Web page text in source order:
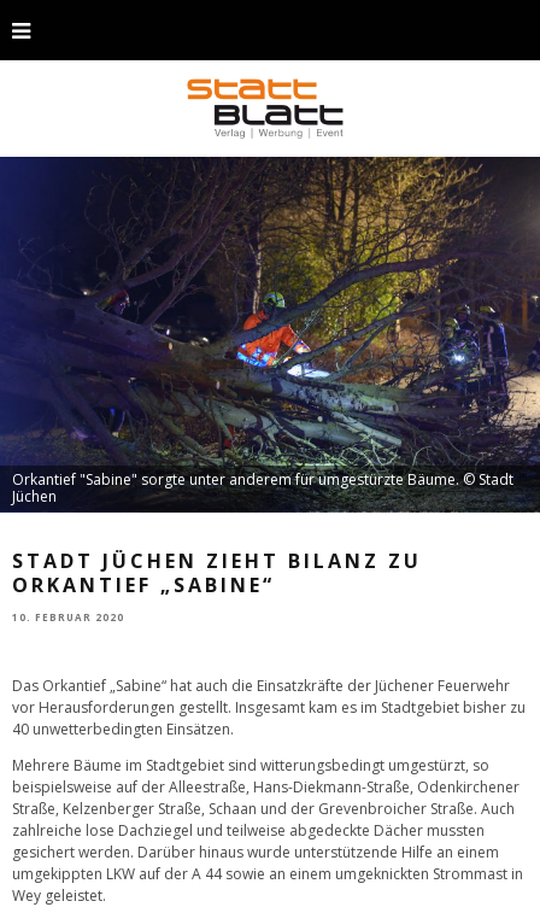
Orkantief "Sabine" sorgte unter anderem für umgestürzte Bäume. © Stadt
Jüchen
STADT JÜCHEN ZIEHT BILANZ ZU
ORKANTIEF „SABINE“
10. FEBRUAR 2020
Das Orkantief „Sabine“ hat auch die Einsatzkräfte der Jüchener Feuerwehr
vor Herausforderungen gestellt. Insgesamt kam es im Stadtgebiet bisher zu
40 unwetterbedingten Einsätzen.
Mehrere Bäume im Stadtgebiet sind witterungsbedingt umgestürzt, so
beispielsweise auf der Alleestraße, Hans-Diekmann-Straße, Odenkirchener
Straße, Kelzenberger Straße, Schaan und der Grevenbroicher Straße. Auch
zahlreiche lose Dachziegel und teilweise abgedeckte Dächer mussten
gesichert werden. Darüber hinaus wurde unterstützende Hilfe an einem
umgekippten LKW auf der A 44 sowie an einem umgeknickten Strommast in
Wey geleistet.